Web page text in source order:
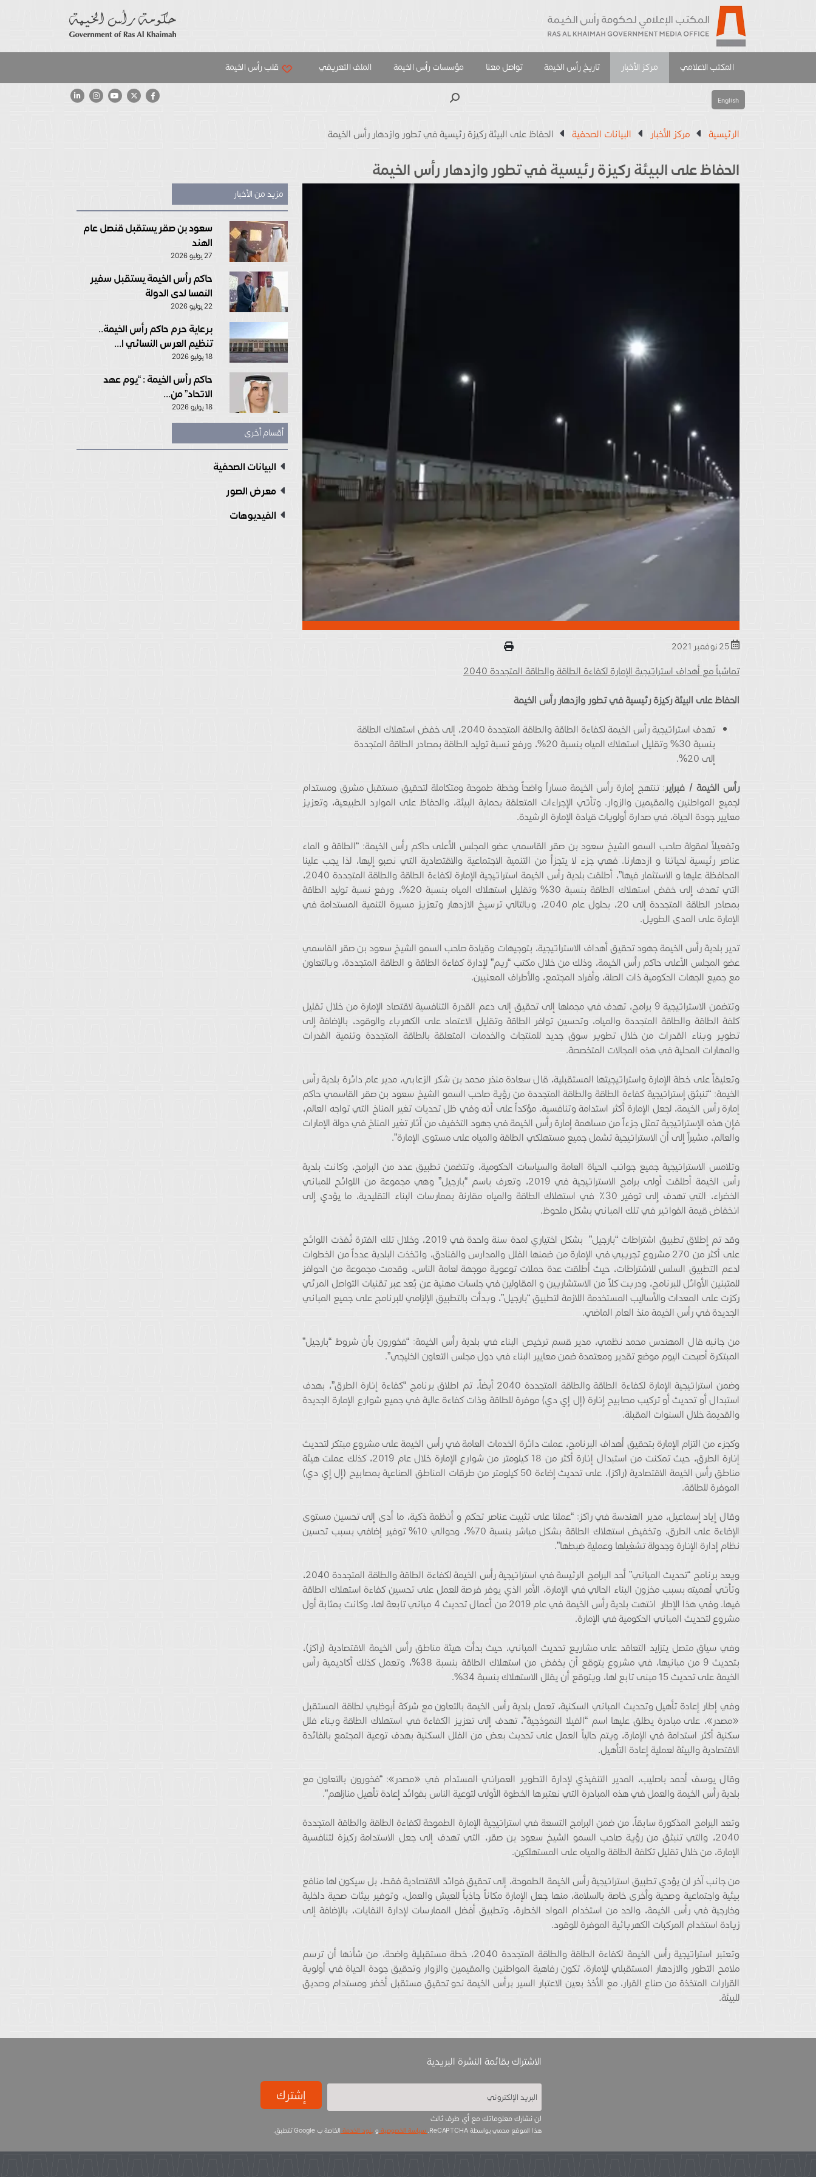
المكتب الاعلامي مركز الأخبار تاريخ رأس الخيمة تواصل معنا مؤسسات رأس الخيمة الملف التعريفي قلب رأس الخيمة
English
الرئيسية مركز الأخبار البيانات الصحفية الحفاظ على البيئة ركيزة رئيسية في تطور وازدهار رأس الخيمة
الحفاظ على البيئة ركيزة رئيسية في تطور وازدهار رأس الخيمة
تماشياً مع أهداف استراتيجية الإمارة لكفاءة الطاقة والطاقة المتجددة 2040
الحفاظ على البيئة ركيزة رئيسية في تطور وازدهار رأس الخيمة
تهدف استراتيجية رأس الخيمة لكفاءة الطاقة والطاقة المتجددة 2040، إلى خفض استهلاك الطاقة
بنسبة 30% وتقليل استهلاك المياه بنسبة 20%، ورفع نسبة توليد الطاقة بمصادر الطاقة المتجددة
إلى 20%.
رأس الخيمة / فبراير: تنتهج إمارة رأس الخيمة مساراً واضحاً وخطة طموحة ومتكاملة لتحقيق مستقبل مشرق ومستدام
لجميع المواطنين والمقيمين والزوار. وتأتي الإجراءات المتعلقة بحماية البيئة، والحفاظ على الموارد الطبيعية، وتعزيز
معايير جودة الحياة، في صدارة أولويات قيادة الإمارة الرشيدة.
وتفعيلاً لمقولة صاحب السمو الشيخ سعود بن صقر القاسمي عضو المجلس الأعلى حاكم رأس الخيمة: “الطاقة و الماء
عناصر رئيسية لحياتنا و ازدهارنا. فهي جزء لا يتجزأ من التنمية الاجتماعية والاقتصادية التي نصبو إليها، لذا يجب علينا
المحافظة عليها و الاستثمار فيها”، أطلقت بلدية رأس الخيمة استراتيجية الإمارة لكفاءة الطاقة والطاقة المتجددة 2040،
التي تهدف إلى خفض استهلاك الطاقة بنسبة 30% وتقليل استهلاك المياه بنسبة 20%، ورفع نسبة توليد الطاقة
بمصادر الطاقة المتجددة إلى 20، بحلول عام 2040، وبالتالي ترسيخ الازدهار وتعزيز مسيرة التنمية المستدامة في
الإمارة على المدى الطويل.
تدير بلدية رأس الخيمة جهود تحقيق أهداف الاستراتيجية، بتوجيهات وقيادة صاحب السمو الشيخ سعود بن صقر القاسمي
عضو المجلس الأعلى حاكم رأس الخيمة، وذلك من خلال مكتب “ريم” لإدارة كفاءة الطاقة و الطاقة المتجددة، وبالتعاون
مع جميع الجهات الحكومية ذات الصلة، وأفراد المجتمع، والأطراف المعنيين.
وتتضمن الاستراتيجية 9 برامج، تهدف في مجملها إلى تحقيق إلى دعم القدرة التنافسية لاقتصاد الإمارة من خلال تقليل
كلفة الطاقة والطاقة المتجددة والمياه، وتحسين توافر الطاقة وتقليل الاعتماد على الكهرباء والوقود، بالإضافة إلى
تطوير وبناء القدرات من خلال تطوير سوق جديد للمنتجات والخدمات المتعلقة بالطاقة المتجددة وتنمية القدرات
والمهارات المحلية في هذه المجالات المتخصصة.
وتعليقاً على خطة الإمارة واستراتيجيتها المستقبلية، قال سعادة منذر محمد بن شكر الزعابي، مدير عام دائرة بلدية رأس
الخيمة: “تنبثق إستراتيجية كفاءة الطاقة والطاقة المتجددة من رؤية صاحب السمو الشيخ سعود بن صقر القاسمي حاكم
إمارة رأس الخيمة، لجعل الإمارة أكثر استدامة وتنافسية. مؤكداً على أنه وفي ظل تحديات تغير المناخ التي تواجه العالم،
فإن هذه الإستراتيجية تمثل جزءاً من مساهمة إمارة رأس الخيمة في جهود التخفيف من آثار تغير المناخ في دولة الإمارات
والعالم، مشيراً إلى أن الاستراتيجية تشمل جميع مستهلكي الطاقة والمياه على مستوى الإمارة”.
وتلامس الاستراتيجية جميع جوانب الحياة العامة والسياسات الحكومية، وتتضمن تطبيق عدد من البرامج، وكانت بلدية
رأس الخيمة أطلقت أولى برامج الاستراتيجية في 2019، وتعرف باسم “بارجيل” وهي مجموعة من اللوائح للمباني
الخضراء، التي تهدف إلى توفير 30٪ في استهلاك الطاقة والمياه مقارنة بممارسات البناء التقليدية، ما يؤدي إلى
انخفاض قيمة الفواتير في تلك المباني بشكل ملحوظ.
وقد تم إطلاق تطبيق اشتراطات “بارجيل” بشكل اختياري لمدة سنة واحدة في 2019، وخلال تلك الفترة نُفذت اللوائح
على أكثر من 270 مشروع تجريبي في الإمارة من ضمنها الفلل والمدارس والفنادق، واتخذت البلدية عدداً من الخطوات
لدعم التطبيق السلس للاشتراطات، حيث أطلقت عدة حملات توعوية موجهة لعامة الناس، وقدمت مجموعة من الحوافز
للمتبنين الأوائل للبرنامج، ودربت كلاً من الاستشاريين و المقاولين في جلسات مهنية عن بُعد عبر تقنيات التواصل المرئي
ركزت على المعدات والأساليب المستخدمة اللازمة لتطبيق “بارجيل”، وبدأت بالتطبيق الإلزامي للبرنامج على جميع المباني
الجديدة في رأس الخيمة منذ العام الماضي.
من جانبه قال المهندس محمد نظمي، مدير قسم ترخيص البناء في بلدية رأس الخيمة: “فخورون بأن شروط “بارجيل”
المبتكرة أصبحت اليوم موضع تقدير ومعتمدة ضمن معايير البناء في دول مجلس التعاون الخليجي”.
وضمن استراتيجية الإمارة لكفاءة الطاقة والطاقة المتجددة 2040 أيضاً، تم اطلاق برنامج “كفاءة إنارة الطرق”، بهدف
استبدال أو تحديث أو تركيب مصابيح إنارة (إل إي دي) موفرة للطاقة وذات كفاءة عالية في جميع شوارع الإمارة الجديدة
والقديمة خلال السنوات المقبلة.
وكجزء من التزام الإمارة بتحقيق أهداف البرنامج، عملت دائرة الخدمات العامة في رأس الخيمة على مشروع مبتكر لتحديث
إنارة الطرق، حيث تمكنت من استبدال إنارة أكثر من 18 كيلومتر من شوارع الإمارة خلال عام 2019، كذلك عملت هيئة
مناطق رأس الخيمة الاقتصادية (راكز)، على تحديث إضاءة 50 كيلومتر من طرقات المناطق الصناعية بمصابيح (إل إي دي)
الموفرة للطاقة.
وقال إياد إسماعيل، مدير الهندسة في راكز: “عملنا على تثبيت عناصر تحكم و أنظمة ذكية، ما أدى إلى تحسين مستوى
الإضاءة على الطرق، وتخفيض استهلاك الطاقة بشكل مباشر بنسبة 70%، وحوالي 10% توفير إضافي بسبب تحسين
نظام إدارة الإنارة وجدولة تشغيلها وعملية ضبطها”.
ويعد برنامج “تحديث المباني” أحد البرامج الرئيسة في استراتيجية رأس الخيمة لكفاءة الطاقة والطاقة المتجددة 2040،
وتأتي أهميته بسبب مخزون البناء الحالي في الإمارة، الأمر الذي يوفر فرصة للعمل على تحسين كفاءة استهلاك الطاقة
فيها. وفي هذا الإطار انتهت بلدية رأس الخيمة في عام 2019 من أعمال تحديث 4 مباني تابعة لها، وكانت بمثابة أول
مشروع لتحديث المباني الحكومية في الإمارة.
وفي سياق متصل يتزايد التعاقد على مشاريع تحديث المباني، حيث بدأت هيئة مناطق رأس الخيمة الاقتصادية (راكز)،
بتحديث 9 من مبانيها، في مشروع يتوقع أن يخفض من استهلاك الطاقة بنسبة 38%، وتعمل كذلك أكاديمية رأس
الخيمة على تحديث 15 مبنى تابع لها، ويتوقع أن يقلل الاستهلاك بنسبة 34%.
وفي إطار إعادة تأهيل وتحديث المباني السكنية، تعمل بلدية رأس الخيمة بالتعاون مع شركة أبوظبي لطاقة المستقبل
«مصدر»، على مبادرة يطلق عليها اسم “الفيلا النموذجية”، تهدف إلى تعزيز الكفاءة في استهلاك الطاقة وبناء فلل
سكنية أكثر استدامة في الإمارة، ويتم حالياً العمل على تحديث بعض من الفلل السكنية بهدف توعية المجتمع بالفائدة
الاقتصادية والبيئة لعملية إعادة التأهيل.
وقال يوسف أحمد باصليب، المدير التنفيذي لإدارة التطوير العمراني المستدام في «مصدر»: “فخورون بالتعاون مع
بلدية رأس الخيمة والعمل في هذه المبادرة التي نعتبرها الخطوة الأولى لتوعية الناس بفوائد إعادة تأهيل منازلهم”.
وتعد البرامج المذكورة سابقاً، من ضمن البرامج التسعة في استراتيجية الإمارة الطموحة لكفاءة الطاقة والطاقة المتجددة
2040، والتي تنبثق من رؤية صاحب السمو الشيخ سعود بن صقر، التي تهدف إلى جعل الاستدامة ركيزة لتنافسية
الإمارة، من خلال تقليل تكلفة الطاقة والمياه على المستهلكين.
من جانب آخر لن يؤدي تطبيق استراتيجية رأس الخيمة الطموحة، إلى تحقيق فوائد الاقتصادية فقط، بل سيكون لها منافع
بيئية واجتماعية وصحية وأخرى خاصة بالسلامة، منها جعل الإمارة مكاناً جاذباً للعيش والعمل، وتوفير بيئات صحية داخلية
وخارجية في رأس الخيمة، والحد من استخدام المواد الخطرة، وتطبيق أفضل الممارسات لإدارة النفايات، بالإضافة إلى
زيادة استخدام المركبات الكهربائية الموفرة للوقود.
وتعتبر استراتيجية رأس الخيمة لكفاءة الطاقة والطاقة المتجددة 2040، خطة مستقبلية واضحة، من شأنها أن ترسم
ملامح التطور والازدهار المستقبلي للإمارة، تكون رفاهية المواطنين والمقيمين والزوار وتحقيق جودة الحياة في أولوية
القرارات المتخذة من صناع القرار، مع الأخذ بعين الاعتبار السير برأس الخيمة نحو تحقيق مستقبل أخضر ومستدام وصديق
للبيئة.
مزيد من الأخبار
سعود بن صقر يستقبل قنصل عام
الهند
27 يوليو 2026
حاكم رأس الخيمة يستقبل سفير
النمسا لدى الدولة
22 يوليو 2026
برعاية حرم حاكم رأس الخيمة..
تنظيم العرس النسائي ا...
18 يوليو 2026
حاكم رأس الخيمة : “يوم عهد
الاتحاد” من...
18 يوليو 2026
أقسام أخرى
البيانات الصحفية
معرض الصور
الفيديوهات
الاشتراك بقائمة النشرة البريدية
لن نشارك معلوماتك مع أي طرف ثالث
إشترك
هذا الموقع محمي بواسطة ReCAPTCHA. سياسة الخصوصية وبنود الخدمة الخاصة ب Google تتطبق.